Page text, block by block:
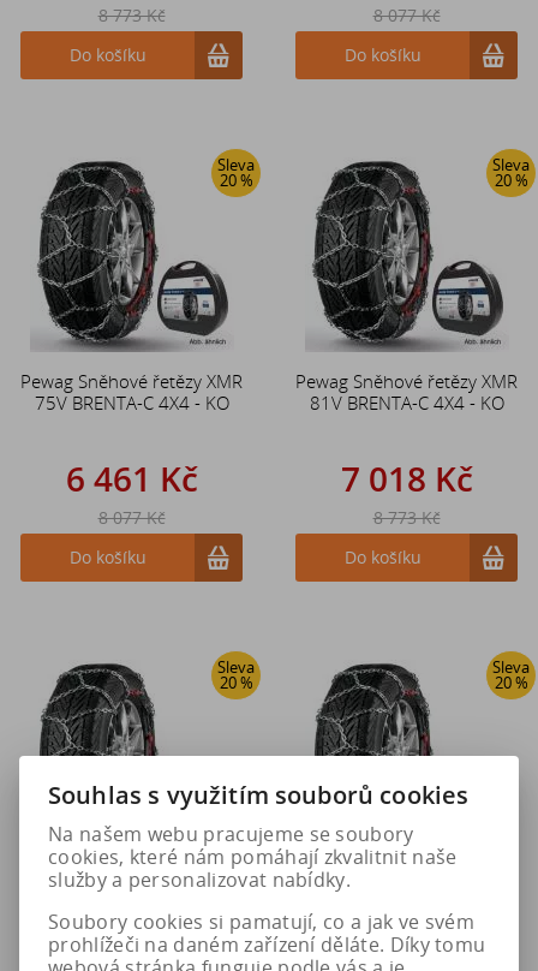
8 773 Kč
Do košíku
8 077 Kč
Do košíku
Sleva
20 %
Pewag Sněhové řetězy XMR
75V BRENTA-C 4X4 - KO
6 461 Kč
8 077 Kč
Do košíku
Sleva
20 %
Pewag Sněhové řetězy XMR
81V BRENTA-C 4X4 - KO
7 018 Kč
8 773 Kč
Do košíku
Sleva
20 %
Pewag Sněhové řetězy XMR
Sleva
20 %
Pewag Sněhové řetězy XMR
Souhlas s využitím souborů cookies
Na našem webu pracujeme se soubory
cookies, které nám pomáhají zkvalitnit naše
služby a personalizovat nabídky.
Soubory cookies si pamatují, co a jak ve svém
prohlížeči na daném zařízení děláte. Díky tomu